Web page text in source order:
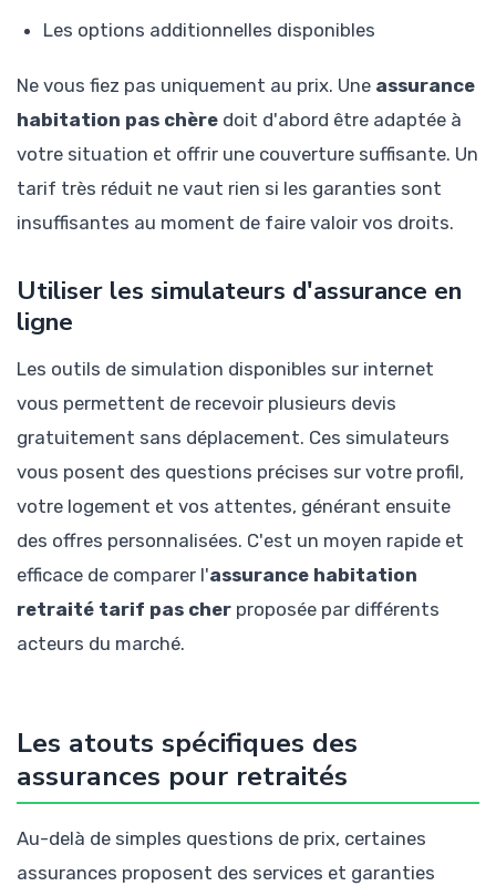
Les options additionnelles disponibles
Ne vous fiez pas uniquement au prix. Une assurance
habitation pas chère doit d'abord être adaptée à
votre situation et offrir une couverture suffisante. Un
tarif très réduit ne vaut rien si les garanties sont
insuffisantes au moment de faire valoir vos droits.
Utiliser les simulateurs d'assurance en
ligne
Les outils de simulation disponibles sur internet
vous permettent de recevoir plusieurs devis
gratuitement sans déplacement. Ces simulateurs
vous posent des questions précises sur votre profil,
votre logement et vos attentes, générant ensuite
des offres personnalisées. C'est un moyen rapide et
efficace de comparer l'assurance habitation
retraité tarif pas cher proposée par différents
acteurs du marché.
Les atouts spécifiques des
assurances pour retraités
Au-delà de simples questions de prix, certaines
assurances proposent des services et garanties